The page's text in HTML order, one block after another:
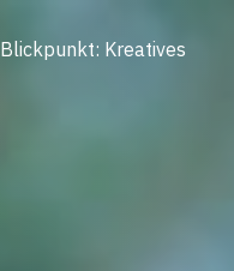
Blickpunkt: Kreatives